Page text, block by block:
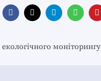
моніторингу